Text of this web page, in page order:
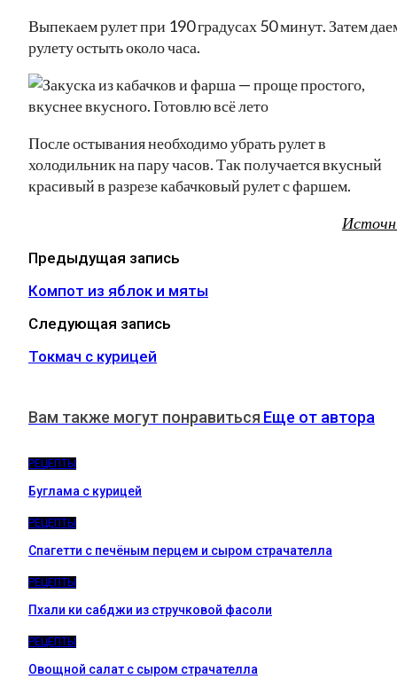
Выпекаем рулет при 190 градусах 50 минут. Затем
рулету остыть около часа.
После остывания необходимо убрать рулет в
холодильник на пару часов. Так получается вкусный
красивый в разрезе кабачковый рулет с фаршем.
Предыдущая запись
Компот из яблок и мяты
Следующая запись
Токмач с курицей
Вам также могут понравиться Еще от автора
РЕЦЕПТЫ
Буглама с курицей
РЕЦЕПТЫ
Спагетти с печёным перцем и сыром страчателла
РЕЦЕПТЫ
Пхали ки сабджи из стручковой фасоли
РЕЦЕПТЫ
Овощной салат с сыром страчателла